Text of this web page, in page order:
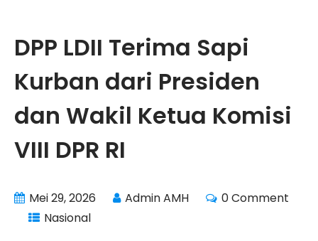
DPP LDII Terima Sapi
Kurban dari Presiden
dan Wakil Ketua Komisi
VIII DPR RI
Mei 29, 2026 Admin AMH
0 Comment
Nasional